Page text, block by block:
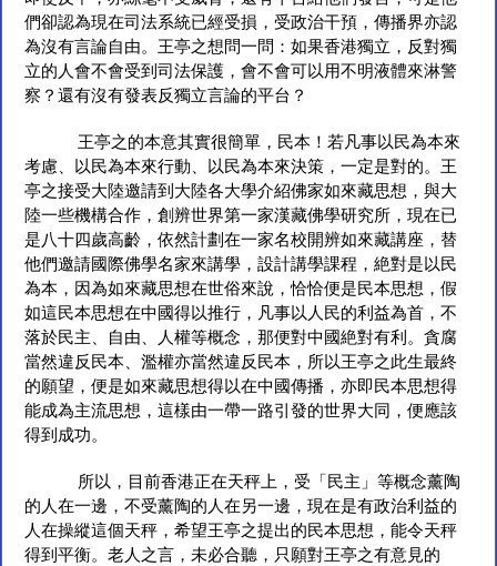
們卻認為現在司法系統已經受損，受政治干預，傳播界亦認
為沒有言論自由。王亭之想問一問：如果香港獨立，反對獨
立的人會不會受到司法保護，會不會可以用不明液體來淋警
察？還有沒有發表反獨立言論的平台？
王亭之的本意其實很簡單，民本！若凡事以民為本來
考慮、以民為本來行動、以民為本來決策，一定是對的。王
亭之接受大陸邀請到大陸各大學介紹佛家如來藏思想，與大
陸一些機構合作，創辨世界第一家漢藏佛學研究所，現在已
是八十四歲高齡，依然計劃在一家名校開辨如來藏講座，替
他們邀請國際佛學名家來講學，設計講學課程，絶對是以民
為本，因為如來藏思想在世俗來說，恰恰便是民本思想，假
如這民本思想在中國得以推行，凡事以人民的利益為首，不
落於民主、自由、人權等概念，那便對中國絶對有利。貪腐
當然違反民本、濫權亦當然違反民本，所以王亭之此生最終
的願望，便是如來藏思想得以在中國傳播，亦即民本思想得
能成為主流思想，這樣由一帶一路引發的世界大同，便應該
得到成功。
所以，目前香港正在天秤上，受「民主」等概念薰陶
的人在一邊，不受薰陶的人在另一邊，現在是有政治利益的
人在操縱這個天秤，希望王亭之提出的民本思想，能令天秤
得到平衡。老人之言，未必合聽，只願對王亭之有意見的